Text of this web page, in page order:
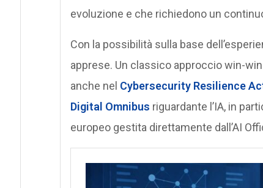
evoluzione e che richiedono un
Con la possibilità sulla base
apprese. Un classico approccio win-
anche nel Cybersecurity Resilience
Digital Omnibus riguardante l’IA, in
europeo gestita direttamente dall’AI